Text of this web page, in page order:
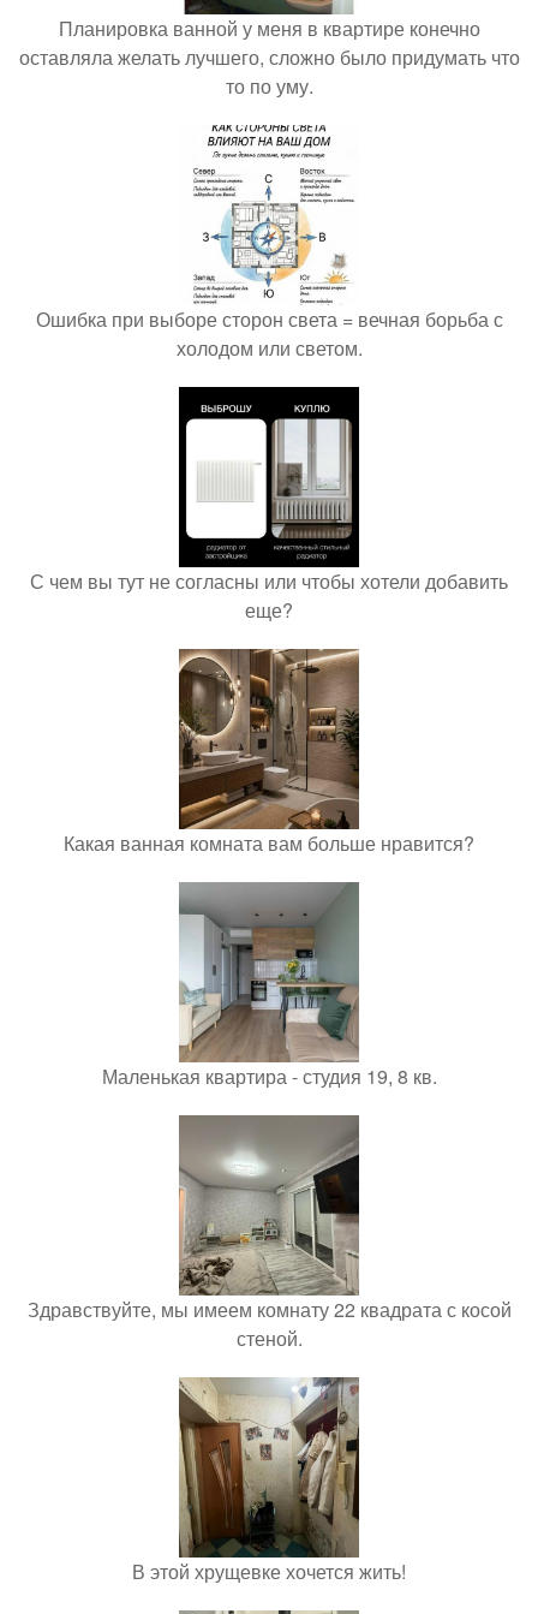
Планировка ванной у меня в квартире конечно
оставляла желать лучшего, сложно было придумать что
то по уму.
Ошибка при выборе сторон света = вечная борьба с
холодом или светом.
С чем вы тут не согласны или чтобы хотели добавить
еще?
Какая ванная комната вам больше нравится?
Маленькая квартира - студия 19, 8 кв.
Здравствуйте, мы имеем комнату 22 квадрата с косой
стеной.
В этой хрущевке хочется жить!